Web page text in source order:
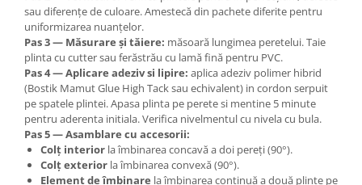
sau diferențe de culoare. Amestecă din pachete diferite pentru
uniformizarea nuanțelor.
Pas 3 — Măsurare și tăiere: măsoară lungimea peretelui. Taie
plinta cu cutter sau ferăstrău cu lamă fină pentru PVC.
Pas 4 — Aplicare adeziv si lipire: aplica adeziv polimer hibrid
(Bostik Mamut Glue High Tack sau echivalent) in cordon serpuit
pe spatele plintei. Apasa plinta pe perete si mentine 5 minute
pentru aderenta initiala. Verifica nivelmentul cu nivela cu bula.
Pas 5 — Asamblare cu accesorii:
Colț interior la îmbinarea concavă a doi pereți (90°).
Colț exterior la îmbinarea convexă (90°).
Element de îmbinare la îmbinarea continuă a două plinte pe